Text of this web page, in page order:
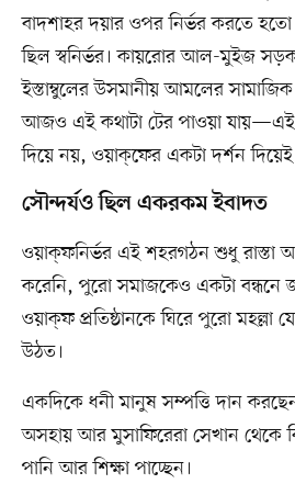
বাদশাহর দয়ার ওপর নির্ভর করতে
ছিল স্বনির্ভর। কায়রোর আল-মুইজ সড়ক
ইস্তাম্বুলের উসমানীয় আমলের
আজও এই কথাটা টের পাওয়া
দিয়ে নয়, ওয়াক্‌ফের একটা দর্শন
সৌন্দর্যও ছিল একরকম ইবাদত
ওয়াক্‌ফনির্ভর এই শহরগঠন শুধু রাস্তা
করেনি, পুরো সমাজকেও একটা বন্ধনে
ওয়াক্‌ফ প্রতিষ্ঠানকে ঘিরে পুরো মহল্লা
উঠত।
একদিকে ধনী মানুষ সম্পত্তি দান
অসহায় আর মুসাফিরেরা সেখান থেকে
পানি আর শিক্ষা পাচ্ছেন।